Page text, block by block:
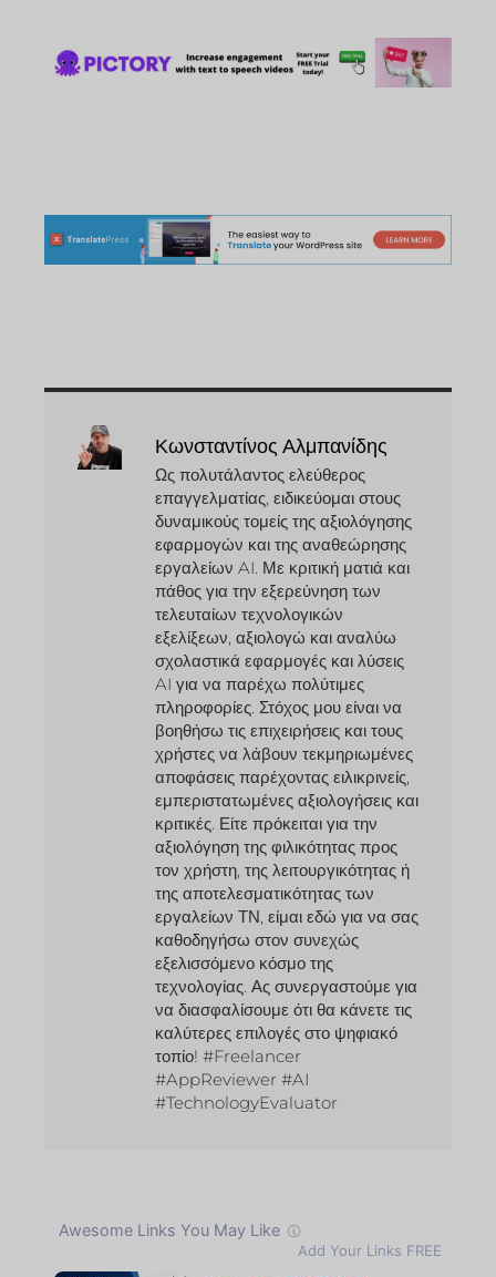
Κωνσταντίνος Αλμπανίδης
Ως πολυτάλαντος ελεύθερος
επαγγελματίας, ειδικεύομαι στους
δυναμικούς τομείς της αξιολόγησης
εφαρμογών και της αναθεώρησης
εργαλείων AI. Με κριτική ματιά και
πάθος για την εξερεύνηση των
τελευταίων τεχνολογικών
εξελίξεων, αξιολογώ και αναλύω
σχολαστικά εφαρμογές και λύσεις
AI για να παρέχω πολύτιμες
πληροφορίες. Στόχος μου είναι να
βοηθήσω τις επιχειρήσεις και τους
χρήστες να λάβουν τεκμηριωμένες
αποφάσεις παρέχοντας ειλικρινείς,
εμπεριστατωμένες αξιολογήσεις και
κριτικές. Είτε πρόκειται για την
αξιολόγηση της φιλικότητας προς
τον χρήστη, της λειτουργικότητας ή
της αποτελεσματικότητας των
εργαλείων ΤΝ, είμαι εδώ για να σας
καθοδηγήσω στον συνεχώς
εξελισσόμενο κόσμο της
τεχνολογίας. Ας συνεργαστούμε για
να διασφαλίσουμε ότι θα κάνετε τις
καλύτερες επιλογές στο ψηφιακό
τοπίο! #Freelancer
#AppReviewer #AI
#TechnologyEvaluator